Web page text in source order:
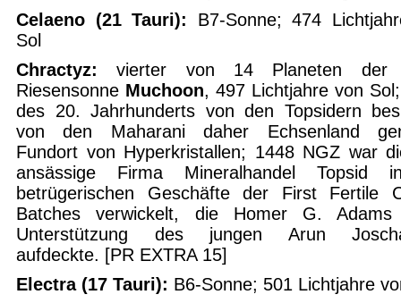
Celaeno (21 Tauri): B7-Sonne; 474
Sol
Chractyz: vierter von 14 Planeten der
Riesensonne Muchoon, 497 Lichtjahre von
des 20. Jahrhunderts von den Topsidern
von den Maharani daher Echsenland
Fundort von Hyperkristallen; 1448 NGZ war
ansässige Firma Mineralhandel Topsid
betrügerischen Geschäfte der First Fertile
Batches verwickelt, die Homer G. Adams
Unterstützung des jungen Arun
aufdeckte. [PR EXTRA 15]
Electra (17 Tauri): B6-Sonne; 501 Lichtjahre